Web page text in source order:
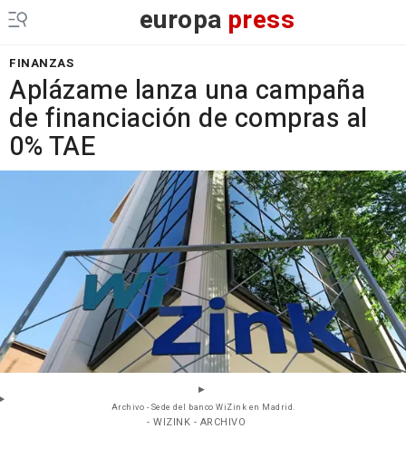
europa press
FINANZAS
Aplázame lanza una campaña
de financiación de compras al
0% TAE
Archivo - Sede del banco WiZink en Madrid.
- WIZINK - ARCHIVO